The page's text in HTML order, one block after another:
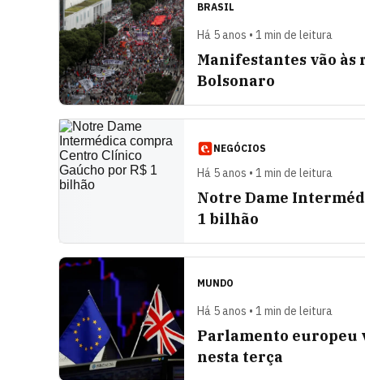
BRASIL
Há 5 anos • 1 min de leitura
Manifestantes vão às
Bolsonaro
NEGÓCIOS
Há 5 anos • 1 min de leitura
Notre Dame
1 bilhão
MUNDO
Há 5 anos • 1 min de leitura
Parlamento europeu
nesta terça